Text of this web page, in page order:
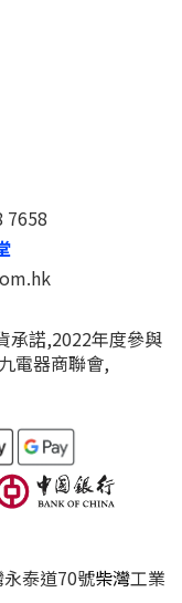
7658
永泰道70號柴灣工業